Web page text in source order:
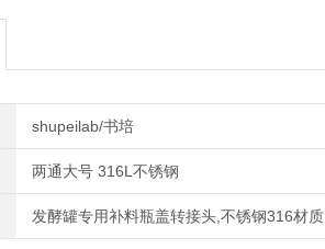
shupeilab/书培
两通大号 316L不锈钢
发酵罐专用补料瓶盖转接头,不锈钢316材质